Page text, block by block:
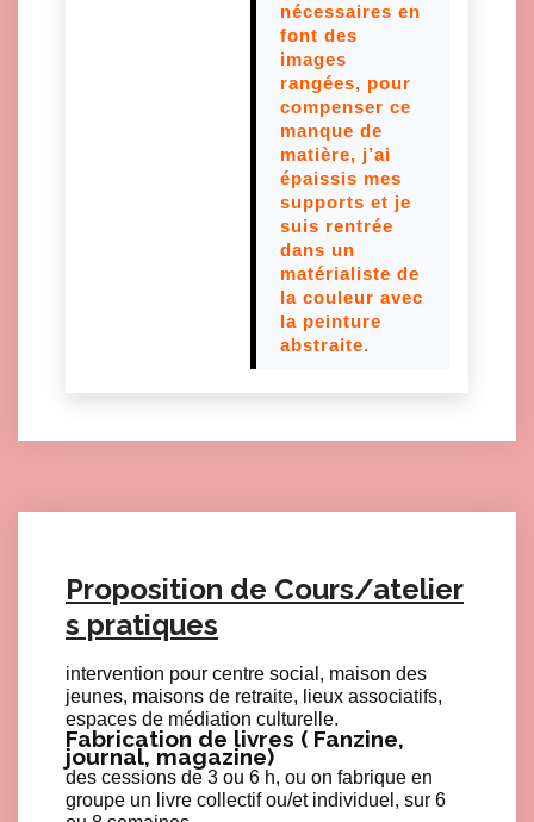
nécessaires en
font des
images
rangées, pour
compenser ce
manque de
matière, j’ai
épaissis mes
supports et je
suis rentrée
dans un
matérialiste de
la couleur avec
la peinture
abstraite.
Proposition de Cours/atelier
s pratiques
intervention pour centre social, maison des
jeunes, maisons de retraite, lieux associatifs,
espaces de médiation culturelle.
Fabrication de livres ( Fanzine,
journal, magazine)
des cessions de 3 ou 6 h, ou on fabrique en
groupe un livre collectif ou/et individuel, sur 6